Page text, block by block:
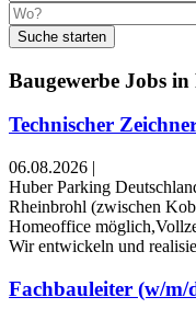
Suche starten
Baugewerbe Jobs
Technischer
06.08.2026 |
Huber Parking
Rheinbrohl (zwischen
Homeoffice
Wir entwickeln und
Fachbauleiter (w/